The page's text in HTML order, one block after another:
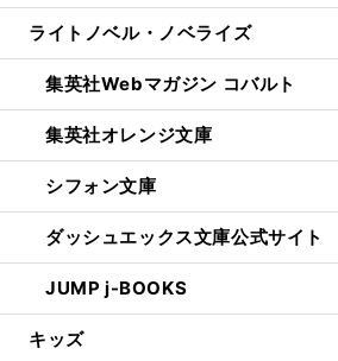
ライトノベル・ノベライズ
集英社Webマガジン コバルト
集英社オレンジ文庫
シフォン文庫
ダッシュエックス文庫公式サイト
JUMP j-BOOKS
キッズ